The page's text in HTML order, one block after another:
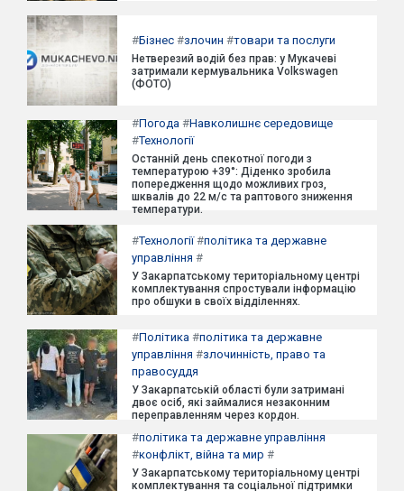
#Бізнес #злочин #товари та послуги
Нетверезий водій без прав: у Мукачеві
затримали кермувальника Volkswagen
(ФОТО)
#Погода #Навколишнє середовище
#Технології
Останній день спекотної погоди з
температурою +39°: Діденко зробила
попередження щодо можливих гроз,
шквалів до 22 м/с та раптового зниження
температури.
#Технології#політика та державне
управління #
У Закарпатському територіальному центрі
комплектування спростували інформацію
про обшуки в своїх відділеннях.
#Політика #політика та державне
управління #злочинність, право та
правосуддя
У Закарпатській області були затримані
двоє осіб, які займалися незаконним
переправленням через кордон.
#політика та державне управління
#конфлікт, війна та мир #
У Закарпатському територіальному центрі
комплектування та соціальної підтримки